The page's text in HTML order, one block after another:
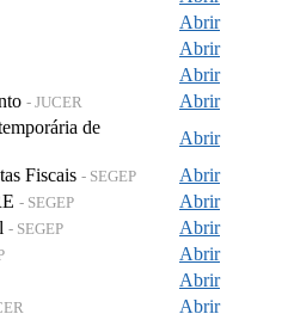
Abrir
Abrir
Abrir
- JUCER
Abrir
de
Abrir
Fiscais - SEGEP
Abrir
- SEGEP
Abrir
- SEGEP
Abrir
Abrir
Abrir
Abrir